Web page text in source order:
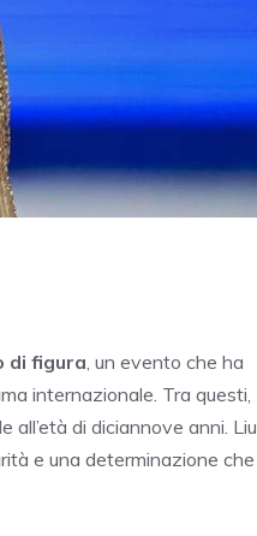
di figura , un evento che ha
internazionale. Tra questi,
all’età di diciannove anni. Liu,
e una determinazione che